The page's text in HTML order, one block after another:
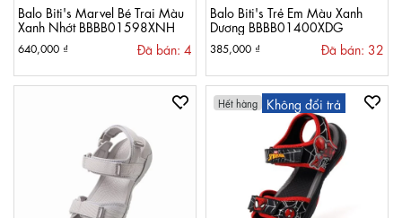
Balo Biti's Marvel Bé Trai Màu
Xanh Nhớt BBBB01598XNH
640,000 ₫ Đã bán: 4
Balo Biti's Trẻ Em Màu Xanh
Dương BBBB01400XDG
385,000 ₫ Đã bán: 32
Hết hàng Không đổi trả